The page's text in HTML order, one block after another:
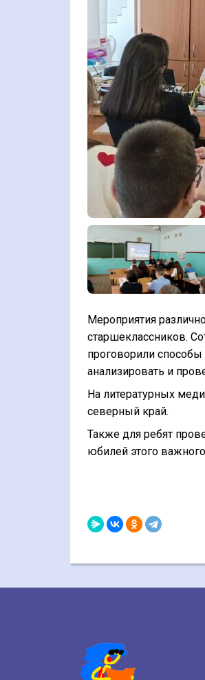
Мероприятия
старшеклассников.
проговорили
анализировать и
На литературных
северный край.
Также для ребят
юбилей этого